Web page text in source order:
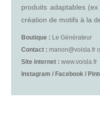
produits adaptables
création de motifs à la
Boutique : Le Générateur
Contact : manon@voisla.fr
Site internet : www.voisla.fr
Instagram / Facebook /